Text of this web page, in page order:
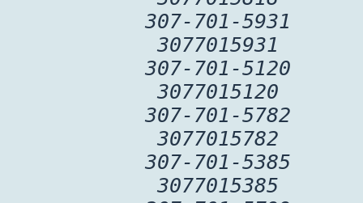
307-701-5931
3077015931
307-701-5120
3077015120
307-701-5782
3077015782
307-701-5385
3077015385